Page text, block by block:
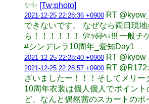
✨✨ [Tw:photo]
2021-12-25 22:28:36 +0900 RT
できないです。 なぜなら両日現
ら！！！！！！ ｳﾋｯﾎﾎﾍｪ!!! 一般チ
#シンデレラ10周年_愛知Day1
2021-12-25 22:28:40 +0900 RT
2021-12-25 22:28:57 +0900 RT
ざいましたー！！！そしてメリー
10周年衣装は個人個人でポイン
ど、なんと偶然茜のスカートのポ